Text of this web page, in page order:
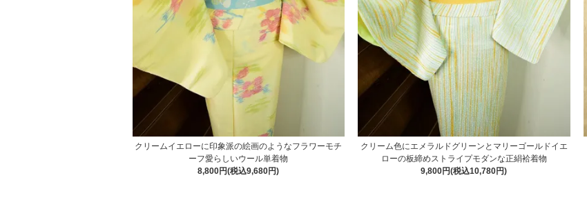
クリームイエローに印象派の絵画のようなフラワーモチ
ーフ愛らしいウール単着物
8,800円(税込9,680円)
クリーム色にエメラルドグリーンとマリーゴールドイエ
ローの板締めストライプモダンな正絹袷着物
9,800円(税込10,780円)